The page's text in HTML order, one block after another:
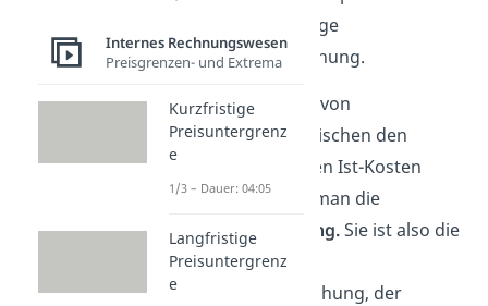
produzierten Menge
deine Preisabweichung.
Werden alle Arten von
Abweichungen zwischen den
Plankosten und den Ist-Kosten
addiert, so erhält man die
Gesamtabweichung.Sie ist also die
Summe der
Verbrauchsabweichung, der
Internes Rechnungswesen
Preisgrenzen- und Extrema
Kurzfristige
Preisuntergrenz
e
1/3 – Dauer: 04:05
Langfristige
Preisuntergrenz
e